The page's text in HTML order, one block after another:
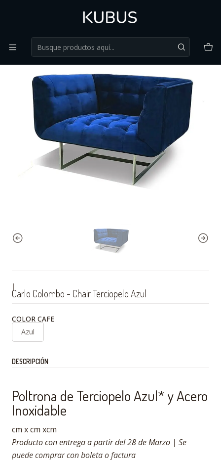
|
Carlo Colombo - Chair Terciopelo Azul
COLOR CAFE
Azul
DESCRIPCIÓN
Poltrona de Terciopelo Azul* y Acero
Inoxidable
cm x cm xcm
Producto con entrega a partir del 28 de Marzo | Se
puede comprar con boleta o factura